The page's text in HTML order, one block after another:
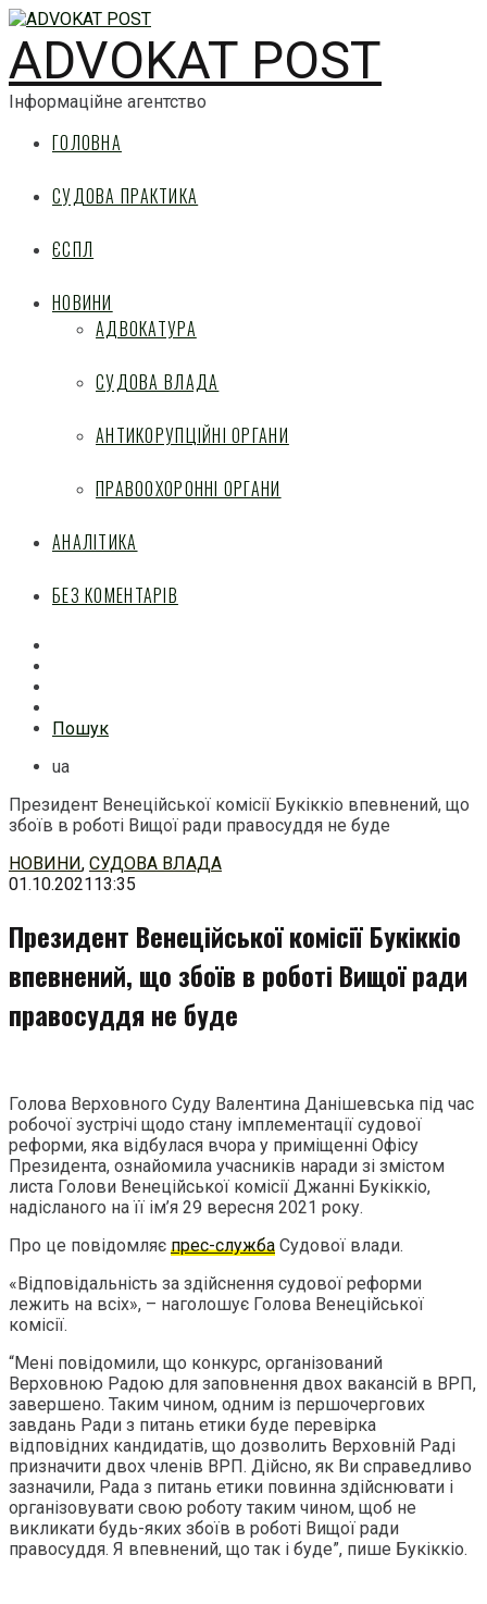
ADVOKAT POST
Інформаційне агентство
ГОЛОВНА
СУДОВА ПРАКТИКА
ЄСПЛ
НОВИНИ
АДВОКАТУРА
СУДОВА ВЛАДА
АНТИКОРУПЦІЙНІ ОРГАНИ
ПРАВООХОРОННІ ОРГАНИ
АНАЛІТИКА
БЕЗ КОМЕНТАРІВ
Пошук
ua
Президент Венеційської комісії Букіккіо впевнений, що
збоїв в роботі Вищої ради правосуддя не буде
Перейти
до
НОВИНИ, СУДОВА ВЛАДА
01.10.202113:35
Президент Венеційської комісії Букіккіо
впевнений, що збоїв в роботі Вищої ради
правосуддя не буде
Голова Верховного Суду Валентина Данішевська під час
робочої зустрічі щодо стану імплементації судової
реформи, яка відбулася вчора у приміщенні Офісу
Президента, ознайомила учасників наради зі змістом
листа Голови Венеційської комісії Джанні Букіккіо,
надісланого на її ім’я 29 вересня 2021 року.
Про це повідомляє прес-служба Судової влади.
«Відповідальність за здійснення судової реформи
лежить на всіх», – наголошує Голова Венеційської
комісії.
“Мені повідомили, що конкурс, організований
Верховною Радою для заповнення двох вакансій в ВРП,
завершено. Таким чином, одним із першочергових
завдань Ради з питань етики буде перевірка
відповідних кандидатів, що дозволить Верховній Раді
призначити двох членів ВРП. Дійсно, як Ви справедливо
зазначили, Рада з питань етики повинна здійснювати і
організовувати свою роботу таким чином, щоб не
викликати будь-яких збоїв в роботі Вищої ради
правосуддя. Я впевнений, що так і буде”, пише Букіккіо.